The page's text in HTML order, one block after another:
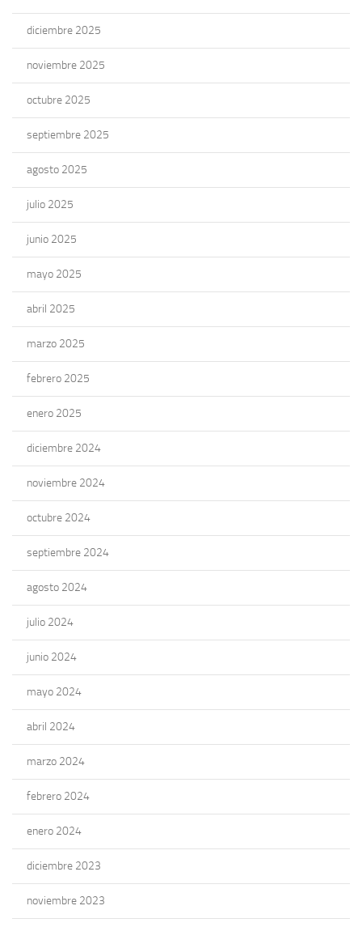
diciembre 2025
noviembre 2025
octubre 2025
septiembre 2025
agosto 2025
julio 2025
junio 2025
mayo 2025
abril 2025
marzo 2025
febrero 2025
enero 2025
diciembre 2024
noviembre 2024
octubre 2024
septiembre 2024
agosto 2024
julio 2024
junio 2024
mayo 2024
abril 2024
marzo 2024
febrero 2024
enero 2024
diciembre 2023
noviembre 2023